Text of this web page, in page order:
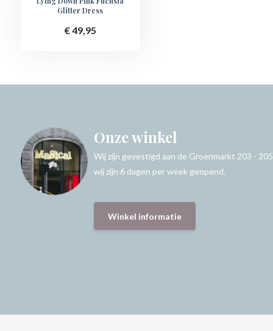
Glitter Dress
€ 49,95
Onze winkel
Wij zijn gevestigd aan de Groenmarkt 203 -
wij zijn 6 dagen per week geopend.
Winkel informatie